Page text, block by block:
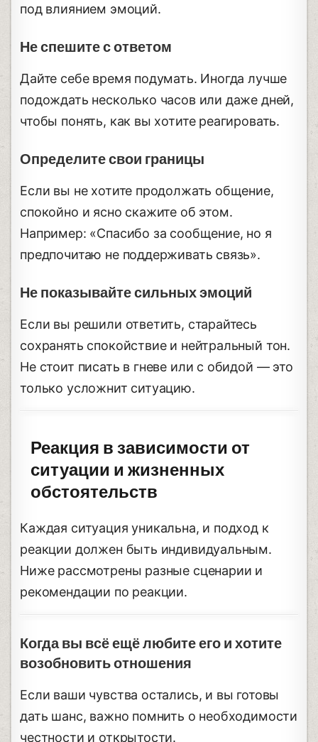
под влиянием эмоций.
Не спешите с ответом
Дайте себе время подумать. Иногда лучше
подождать несколько часов или даже дней,
чтобы понять, как вы хотите реагировать.
Определите свои границы
Если вы не хотите продолжать общение,
спокойно и ясно скажите об этом.
Например: «Спасибо за сообщение, но я
предпочитаю не поддерживать связь».
Не показывайте сильных эмоций
Если вы решили ответить, старайтесь
сохранять спокойствие и нейтральный тон.
Не стоит писать в гневе или с обидой — это
только усложнит ситуацию.
Реакция в зависимости от
ситуации и жизненных
обстоятельств
Каждая ситуация уникальна, и подход к
реакции должен быть индивидуальным.
Ниже рассмотрены разные сценарии и
рекомендации по реакции.
Когда вы всё ещё любите его и хотите
возобновить отношения
Если ваши чувства остались, и вы готовы
дать шанс, важно помнить о необходимости
честности и открытости.